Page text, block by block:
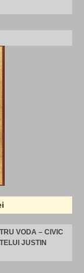
VODA – CIVIC
JUSTIN